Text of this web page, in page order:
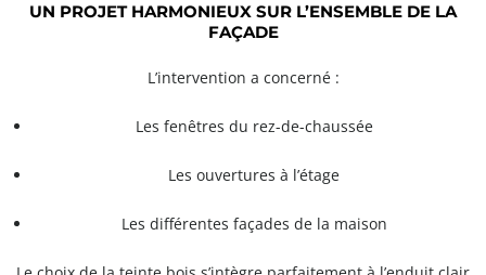
UN PROJET HARMONIEUX SUR L’ENSEMBLE DE LA
FAÇADE
L’intervention a concerné :
Les fenêtres du rez-de-chaussée
Les ouvertures à l’étage
Les différentes façades de la maison